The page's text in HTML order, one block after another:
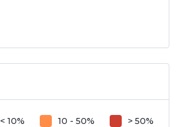
< 10% 10 - 50% > 50%